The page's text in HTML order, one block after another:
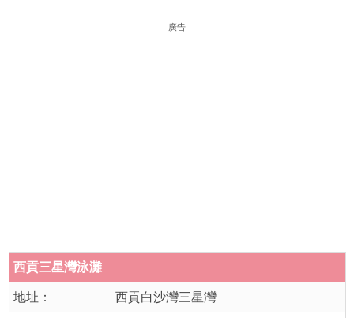
廣告
西貢三星灣泳灘
地址： 西貢白沙灣三星灣